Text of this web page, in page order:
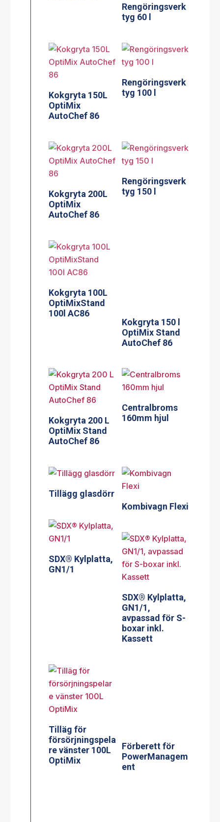
Rengöringsverk
tyg 60 l
Kokgryta 150L
OptiMix
AutoChef 86
Rengöringsverk
tyg 100 l
Kokgryta 200L
OptiMix
AutoChef 86
Rengöringsverk
tyg 150 l
Kokgryta 100L
OptiMixStand
100l AC86
Kokgryta 200 L
OptiMix Stand
Centralbroms
160mm hjul
Tillägg glasdörr
Kombivagn Flexi
SDX® Kylplatta,
GN1/1
SDX® Kylplatta,
GN1/1,
boxar inkl.
Kassett
Tilläg för
försörjningspela
OptiMix